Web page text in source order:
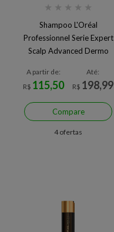
★ ★ ★ ★ ★
Shampoo L'Oréal
Professionnel Serie Expert
Scalp Advanced Dermo
A partir de:
R$ 115,50
Até:
R$ 198,99
Compare
4 ofertas